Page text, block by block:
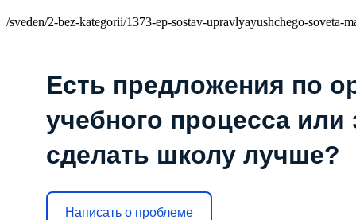
/sveden/2-bez-kategorii/1373-ep-sostav-upravlyayushchego-soveta-
Есть предложения по
учебного процесса или
сделать школу лучше?
Написать о проблеме